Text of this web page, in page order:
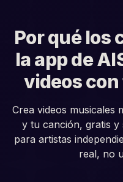
Por qué los
la app de
videos
Crea videos musicales
y tu canción, gratis y
para artistas
real, no